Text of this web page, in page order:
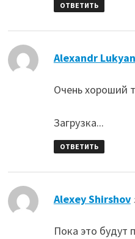
ОТВЕТИТЬ
Alexandr
Очень хороший
Загрузка...
ОТВЕТИТЬ
Alexey Shirshov:
Пока это будут